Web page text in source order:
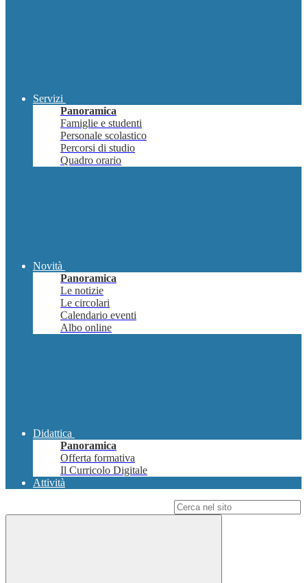
Servizi
Panoramica
Famiglie e studenti
Personale scolastico
Percorsi di studio
Quadro orario
Novità
Panoramica
Le notizie
Le circolari
Calendario eventi
Albo online
Didattica
Panoramica
Offerta formativa
Il Curricolo Digitale
Attività